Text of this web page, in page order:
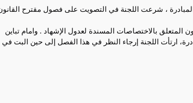
، شرعت اللجنة في التصويت على فصول مقترح
26 من مقترح القانون المتعلق بالاختصاصات المسندة لعدول الإشهاد . وامام تباين
ارتأت اللجنة إرجاء النظر في هذا الفصل إلى حين البت في